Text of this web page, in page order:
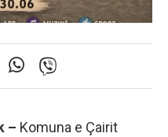
– Komuna e Çairit